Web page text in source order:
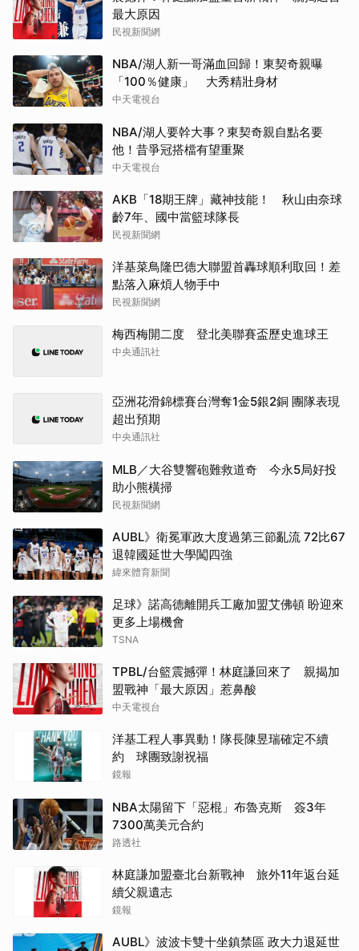
最大原因
民視新聞網
NBA/湖人新一哥滿血回歸！東契奇親曝
「100％健康」 大秀精壯身材
中天電視台
NBA/湖人要幹大事？東契奇親自點名要
他！昔爭冠搭檔有望重聚
中天電視台
AKB「18期王牌」藏神技能！ 秋山由奈球
齡7年、國中當籃球隊長
民視新聞網
洋基菜鳥隆巴德大聯盟首轟球順利取回！差
點落入麻煩人物手中
民視新聞網
梅西梅開二度 登北美聯賽盃歷史進球王
中央通訊社
亞洲花滑錦標賽台灣奪1金5銀2銅 團隊表現
超出預期
中央通訊社
MLB／大谷雙響砲難救道奇 今永5局好投
助小熊橫掃
民視新聞網
AUBL》衛冕軍政大度過第三節亂流 72比67
退韓國延世大學闖四強
緯來體育新聞
足球》諾高德離開兵工廠加盟艾佛頓 盼迎來
更多上場機會
TSNA
TPBL/台籃震撼彈！林庭謙回來了 親揭加
盟戰神「最大原因」惹鼻酸
中天電視台
洋基工程人事異動！隊長陳昱瑞確定不續
約 球團致謝祝福
鏡報
NBA太陽留下「惡棍」布魯克斯 簽3年
7300萬美元合約
路透社
林庭謙加盟臺北台新戰神 旅外11年返台延
續父親遺志
鏡報
AUBL》波波卡雙十坐鎮禁區 政大力退延世